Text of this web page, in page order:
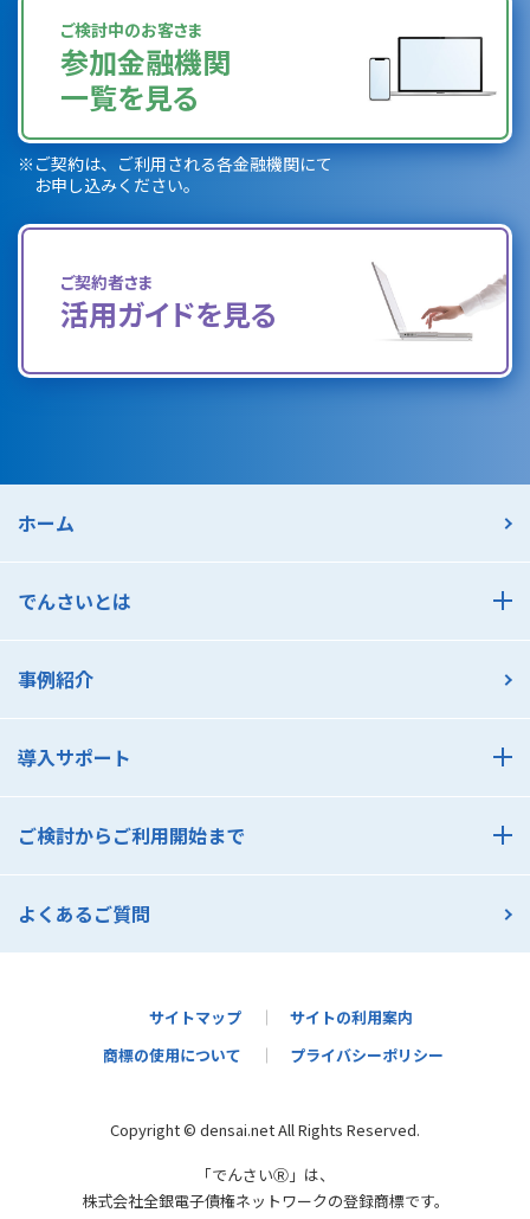
ご検討中のお客さま
参加金融機関
一覧を見る
※ ご契約は、ご利用される各金融機関にて
お申し込みください。
ご契約者さま
活用ガイドを見る
ホーム
でんさいとは
でんさいとは
でんさいのメリット 支払利用編
でんさいコスト診断
事例紹介
導入サポート
導入サポート
でんさいセミナー一覧
ご検討からご利用開始まで
ご検討からご利用開始まで
支払利用の流れ
契約者さま活用ガイド
かんたんメールオファー
よくあるご質問
サイトマップ
サイトの利用案内
商標の使用について
プライバシーポリシー
Copyright © densai.net All Rights Reserved.
「でんさいⓇ」は、
株式会社全銀電子債権ネットワークの登録商標です。